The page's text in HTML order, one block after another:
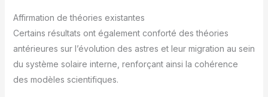
Affirmation de théories existantes
Certains résultats ont également conforté des théories
antérieures sur l’évolution des astres et leur migration au sein
du système solaire interne, renforçant ainsi la cohérence
des modèles scientifiques.